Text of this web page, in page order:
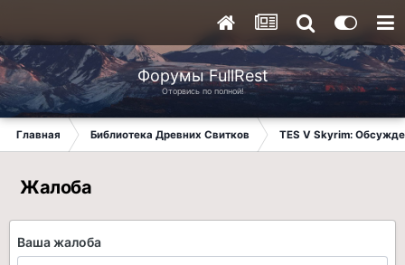
Форумы FullRest
Оторвись по полной!
Главная Библиотека Древних Свитков TES V Skyrim:
Жалоба
Ваша жалоба